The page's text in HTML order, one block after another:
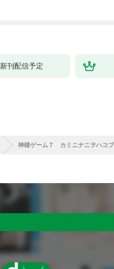
新刊配信予定
神様ゲーム７ カミニナニヲハコブ